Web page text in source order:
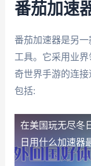
番茄加速
番茄加速器是另
工具。它采用业
奇世界手游的连
包括:
在美国玩无尽冬
日用什么加速器